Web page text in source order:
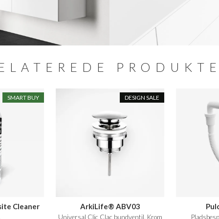
SMART BUY
Cleaner
DESIGN SALE
ArkiLife® ABV03
Universal Clic Clac bundventil, Krom